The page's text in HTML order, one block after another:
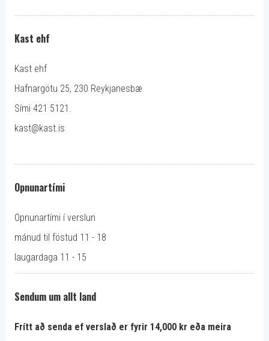
Kast ehf
Kast ehf
Hafnargötu 25, 230 Reykjanesbæ
Sími 421 5121.
kast@kast.is
Opnunartími
Opnunartími í verslun
mánud til föstud 11 - 18
laugardaga 11 - 15
Sendum um allt land
Frítt að senda ef verslað er fyrir 14,000 kr eða meira